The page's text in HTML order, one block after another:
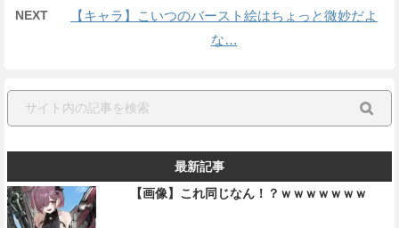
NEXT
【キャラ】こいつのバースト絵はちょっと微妙だよ
な…
最新記事
【画像】これ同じなん！？ｗｗｗｗｗｗｗ